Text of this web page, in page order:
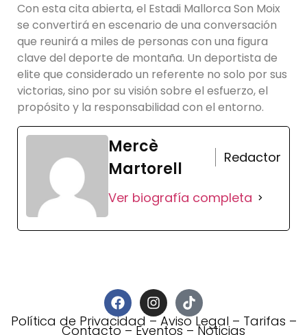
Con esta cita abierta, el Estadi Mallorca Son Moix
se convertirá en escenario de una conversación
que reunirá a miles de personas con una figura
clave del deporte de montaña. Un deportista de
elite que considerado un referente no solo por sus
victorias, sino por su visión sobre el esfuerzo, el
propósito y la responsabilidad con el entorno.
Mercè
Martorell
Redactor
Ver biografía completa
Política de Privacidad–Aviso Legal – Tarifas –
Contacto–Eventos–Noticias